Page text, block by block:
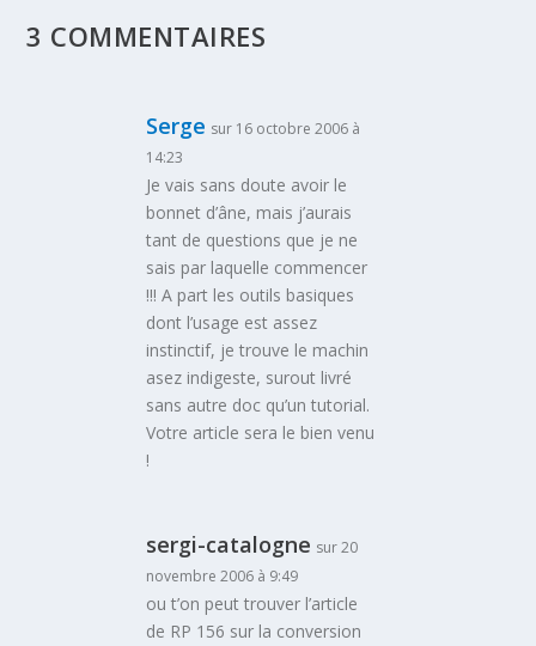
3 COMMENTAIRES
Serge sur 16 octobre 2006 à
14:23
Je vais sans doute avoir le
bonnet d’âne, mais j’aurais
tant de questions que je ne
sais par laquelle commencer
!!! A part les outils basiques
dont l’usage est assez
instinctif, je trouve le machin
asez indigeste, surout livré
sans autre doc qu’un tutorial.
Votre article sera le bien venu
!
sergi-catalogne sur 20
novembre 2006 à 9:49
ou t’on peut trouver l’article
de RP 156 sur la conversion